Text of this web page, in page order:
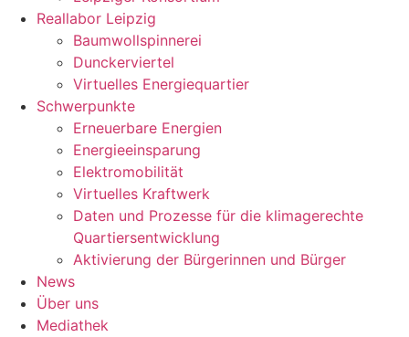
Reallabor Leipzig
Baumwollspinnerei
Dunckerviertel
Virtuelles Energiequartier
Schwerpunkte
Erneuerbare Energien
Energieeinsparung
Elektromobilität
Virtuelles Kraftwerk
Daten und Prozesse für die klimagerechte
Quartiersentwicklung
Aktivierung der Bürgerinnen und Bürger
News
Über uns
Mediathek